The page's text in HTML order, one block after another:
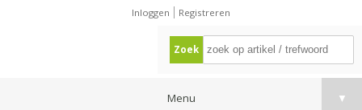
Inloggen Registreren
Zoek
Menu ▼